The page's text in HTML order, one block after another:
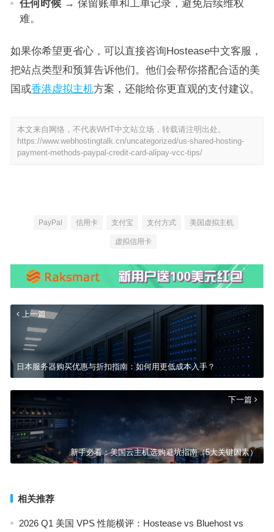
任何时候→ 保留账单和工单记录，避免后续维权
难。
如果你希望更省心，可以直接咨询Hostease中文客服，
把站点类型和预算告诉他们。他们会帮你搭配合适的美
国或香港虚拟主机方案，还能给你更直观的支付建议。
本文来自网络，不代表WHT中文站立场，转载请注明出处。
https://www.webhostingtalk.cn/uncategorized/us-shared-hosting-
payment-methods-paypal-credit-card-alipay-vcc-tips/
PayPal 信用卡 支付宝 支付方式 美国虚拟主机
虚拟信用卡
上一篇
日本服务器购买优惠与折扣指南：如何用更低成本入手？
下一篇
新手必看：美国云主机选购避坑指南（5大关键因素）
相关推荐
2026 Q1 美国 VPS 性能横评：Hostease vs Bluehost vs